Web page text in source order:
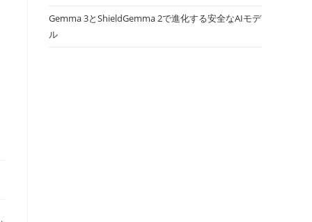
Gemma 3とShieldGemma 2で進化する安全なAIモデ
ル